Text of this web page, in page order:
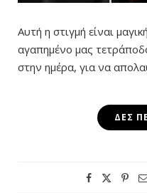
Αυτή η στιγμή είναι
αγαπημένο μας
στην ημέρα, για να
ΔΕΣ